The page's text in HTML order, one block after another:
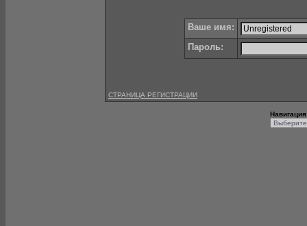
Ваше имя:
Пароль:
СТРАНИЦА РЕГИСТРАЦИИ